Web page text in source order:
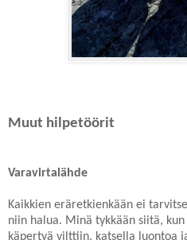
Muut hilpetöörit
Varavirtalähde
Kaikkien eräretkienkään ei
niin halua. Minä tykkään siitä,
käpertyä vilttiin, katsella luontoa